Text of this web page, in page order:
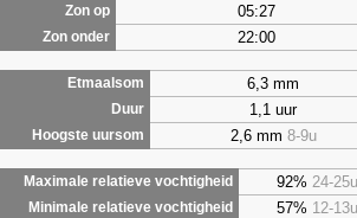
Zon op 05:27
Zon onder 22:00
Etmaalsom 6,3 mm
Duur 1,1 uur
Hoogste uursom 2,6 mm 8-9u
Maximale relatieve vochtigheid 92% 24-25u
Minimale relatieve vochtigheid 57% 12-13u